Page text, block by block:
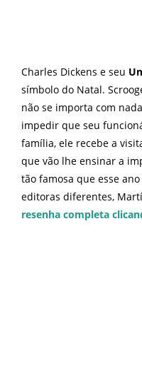
Charles Dickens e seu
símbolo do Natal.
não se importa com
impedir que seu
família, ele recebe a
que vão lhe ensinar a
tão famosa que esse
editoras diferentes,
resenha completa